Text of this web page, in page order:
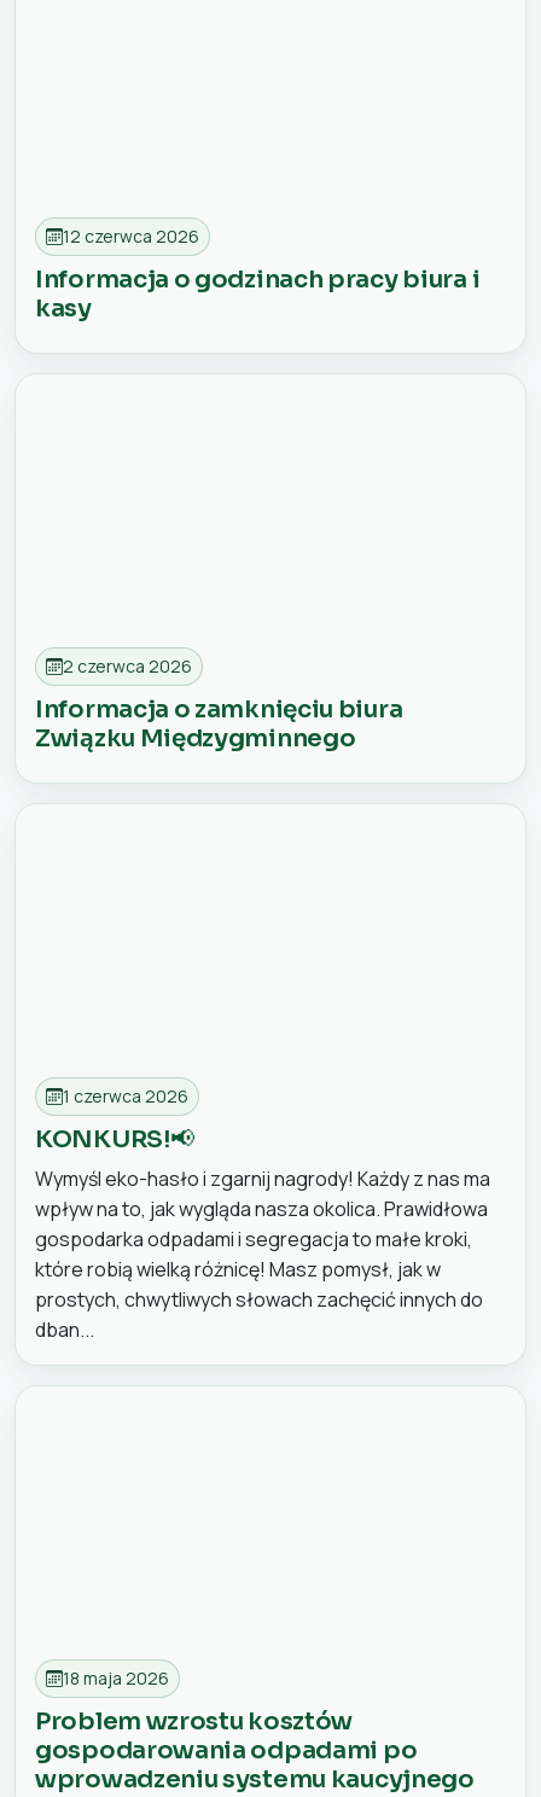
12 czerwca 2026
Informacja o godzinach pracy biura i
kasy
2 czerwca 2026
Informacja o zamknięciu biura
Związku Międzygminnego
1 czerwca 2026
KONKURS!📢
Wymyśl eko-hasło i zgarnij nagrody! Każdy z nas ma
wpływ na to, jak wygląda nasza okolica. Prawidłowa
gospodarka odpadami i segregacja to małe kroki,
które robią wielką różnicę! Masz pomysł, jak w
prostych, chwytliwych słowach zachęcić innych do
dban...
18 maja 2026
Problem wzrostu kosztów
gospodarowania odpadami po
wprowadzeniu systemu kaucyjnego